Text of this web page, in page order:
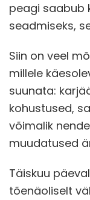
peagi saabub
seadmiseks,
Siin on veel
millele
suunata:
kohustused,
võimalik
muudatused
Täiskuu
tõenäoliselt